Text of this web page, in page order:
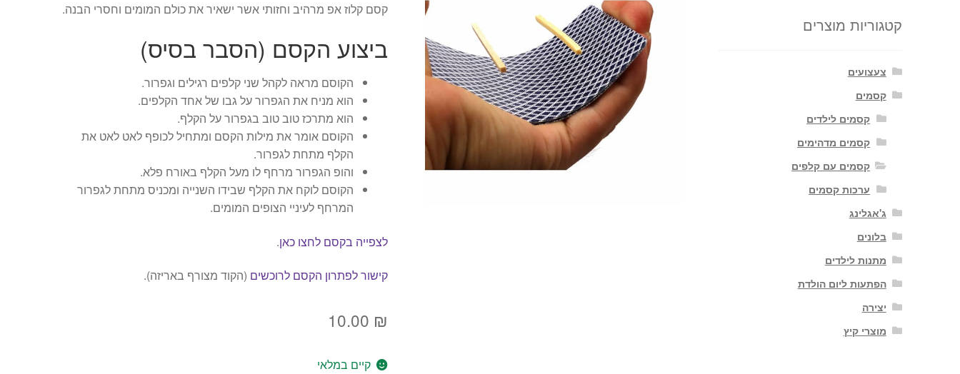
קסם קלוז אפ מרהיב וחזותי אשר ישאיר את כולם המומים וחסרי הבנה.
ביצוע הקסם (הסבר בסיס)
הקוסם מראה לקהל שני קלפים רגילים וגפרור.
הוא מניח את הגפרור על גבו של אחד הקלפים.
הוא מתרכז טוב טוב בגפרור על הקלף.
הקוסם אומר את מילות הקסם ומתחיל לכופף לאט לאט את
הקלף מתחת לגפרור.
והופ הגפרור מרחף לו מעל הקלף באורח פלא.
הקוסם לוקח את הקלף שבידו השנייה ומכניס מתחת לגפרור
המרחף לעיניי הצופים המומים.
לצפייה בקסם לחצו כאן.
קישור לפתרון הקסם לרוכשים (הקוד מצורף באריזה).
10.00 ₪
קיים במלאי
קטגוריות מוצרים
צעצועים
קסמים
קסמים לילדים
קסמים מדהימים
קסמים עם קלפים
ערכות קסמים
ג'אגלינג
בלונים
מתנות לילדים
הפתעות ליום הולדת
יצירה
מוצרי קיץ